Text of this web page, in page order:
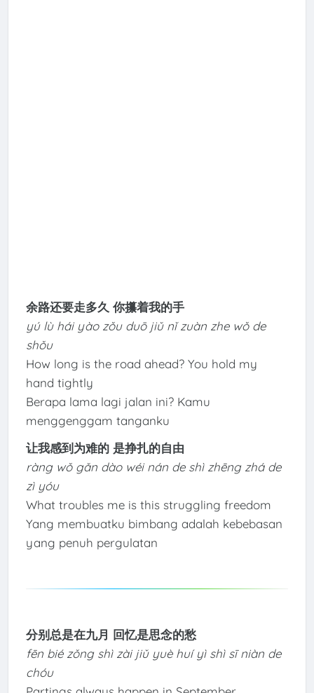
余路还要走多久 你攥着我的手
yú lù hái yào zǒu duō jiǔ nǐ zuàn zhe wǒ de
shǒu
How long is the road ahead? You hold my
hand tightly
Berapa lama lagi jalan ini? Kamu
menggenggam tanganku
让我感到为难的 是挣扎的自由
ràng wǒ gǎn dào wéi nán de shì zhēng zhá de
zì yóu
What troubles me is this struggling freedom
Yang membuatku bimbang adalah kebebasan
yang penuh pergulatan
分别总是在九月 回忆是思念的愁
fēn bié zǒng shì zài jiǔ yuè huí yì shì sī niàn de
chóu